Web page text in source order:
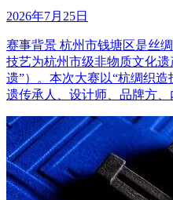
2026年7月25日
赛事背景 杭州市钱塘区是丝
技艺为杭州市级非物质文化
遗”）。本次大赛以“杭绸织
遗传承人、设计师、品牌方